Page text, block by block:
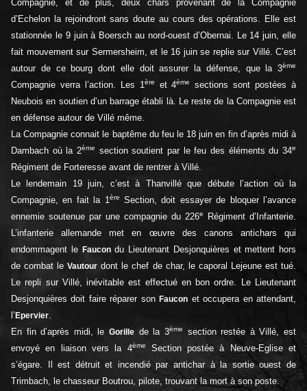
Compagnie, et de plus, deux chars provenant de la Compagnie
d’Echelon la rejoindront sans doute au cours des opérations. Elle est
stationnée le 9 juin à Boersch au nord-ouest d’Obernai. Le 14 juin, elle
fait mouvement sur Sermersheim, et le 16 juin se replie sur Villé. C’est
autour de ce bourg dont elle doit assurer la défense, que la 3ème
Compagnie verra l’action. Les 1 ère et 4ème
sections sont postées à
Neubois en soutien d’un barrage établi là. Le reste de la Compagnie est
en défense autour de Villé même.
La Compagnie connait le baptême du feu le 18 juin en fin d’après midi à
Dambach où la 2ème section soutient par le feu des éléments du 34e
Régiment de Forteresse avant de rentrer à Villé.
Le lendemain 19 juin, c’est à Thanvillé que débute l’action où la
Compagnie, en fait la 1 ère
Section, doit essayer de bloquer l’avance
ennemie soutenue par une compagnie du 226e
Régiment d’Infanterie.
L’infanterie allemande met en œuvre des canons antichars qui
endommagent le Faucondu Lieutenant Desjonquières et mettent hors
de combat leVautour dont le chef de char, le caporal Lejeune est tué.
Le repli sur Villé, inévitable est effectué en bon ordre. Le Lieutenant
Desjonquières doit faire réparer sonFaucon et occupera en attendant,
l’Epervier
En fin d’après midi, leGorille de la 3ème
section restée à Villé, est
envoyé en liaison vers la 4ème
Section postée à Neuve-Eglise et
s’égare. Il est détruit et incendié par antichar à la sortie ouest de
Trimbach, le chasseur Boutrou, pilote, trouvant la mort à son poste.